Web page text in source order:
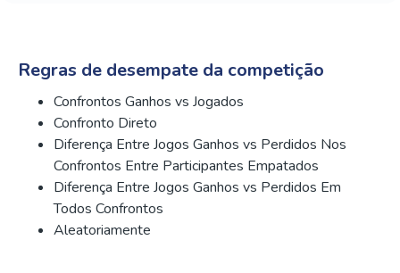
Regras de desempate da competição
Confrontos Ganhos vs Jogados
Confronto Direto
Diferença Entre Jogos Ganhos vs Perdidos Nos
Confrontos Entre Participantes Empatados
Diferença Entre Jogos Ganhos vs Perdidos Em
Todos Confrontos
Aleatoriamente